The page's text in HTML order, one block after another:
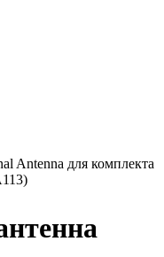
Antenna для комплекта